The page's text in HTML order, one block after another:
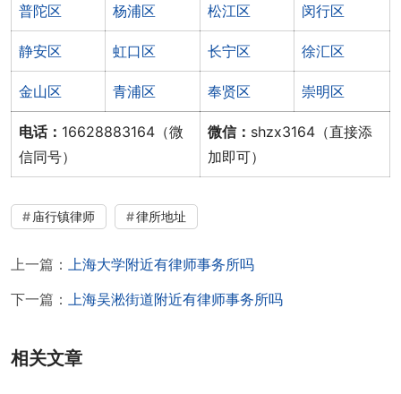
普陀区 杨浦区 松江区 闵行区
静安区 虹口区 长宁区 徐汇区
金山区 青浦区 奉贤区 崇明区
电话： 16628883164（微
信同号）
微信： shzx3164（直接添
加即可）
庙行镇律师 律所地址
上一篇：
上海大学附近有律师事务所吗
下一篇：
上海吴淞街道附近有律师事务所吗
相关文章